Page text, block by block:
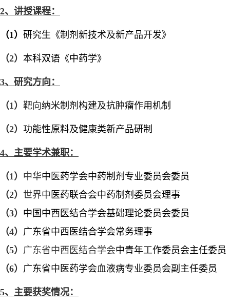
2、 讲授课程：
（1） 研究生《制剂新技术及新产品开发》
（2） 本科双语《中药学》
3、 研究方向：
（1） 靶向纳米制剂构建及抗肿瘤作用机制
（2） 功能性原料及健康类新产品研制
4、 主要学术兼职：
（1） 中华中医药学会中药制剂专业委员会委员
（2） 世界中 医药联合会中药制剂委员会理事
（3） 中国中西医结合学会基础理论委员会委员
（4） 广东省中西医结合学会常务理事
（5） 广东省中西医结合学会中青年工作委员会主任委员
（6） 广东省中医药学会血液病专业委员会副主任委员
5、 主要获奖情况：